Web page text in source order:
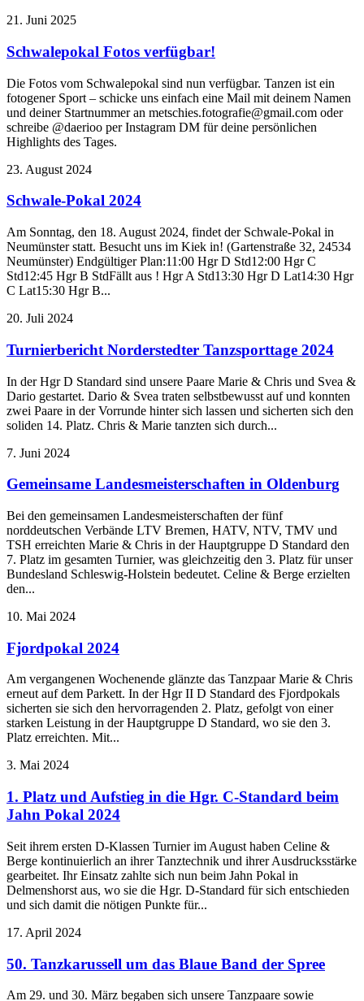
21. Juni 2025
Schwalepokal Fotos verfügbar!
Die Fotos vom Schwalepokal sind nun verfügbar. Tanzen ist ein
fotogener Sport – schicke uns einfach eine Mail mit deinem Namen
und deiner Startnummer an metschies.fotografie@gmail.com oder
schreibe @daerioo per Instagram DM für deine persönlichen
Highlights des Tages.
23. August 2024
Schwale-Pokal 2024
Am Sonntag, den 18. August 2024, findet der Schwale-Pokal in
Neumünster statt. Besucht uns im Kiek in! (Gartenstraße 32, 24534
Neumünster) Endgültiger Plan:11:00 Hgr D Std12:00 Hgr C
Std12:45 Hgr B StdFällt aus ! Hgr A Std13:30 Hgr D Lat14:30 Hgr
C Lat15:30 Hgr B...
20. Juli 2024
Turnierbericht Norderstedter Tanzsporttage 2024
In der Hgr D Standard sind unsere Paare Marie & Chris und Svea &
Dario gestartet. Dario & Svea traten selbstbewusst auf und konnten
zwei Paare in der Vorrunde hinter sich lassen und sicherten sich den
soliden 14. Platz. Chris & Marie tanzten sich durch...
7. Juni 2024
Gemeinsame Landesmeisterschaften in Oldenburg
Bei den gemeinsamen Landesmeisterschaften der fünf
norddeutschen Verbände LTV Bremen, HATV, NTV, TMV und
TSH erreichten Marie & Chris in der Hauptgruppe D Standard den
7. Platz im gesamten Turnier, was gleichzeitig den 3. Platz für unser
Bundesland Schleswig-Holstein bedeutet. Celine & Berge erzielten
den...
10. Mai 2024
Fjordpokal 2024
Am vergangenen Wochenende glänzte das Tanzpaar Marie & Chris
erneut auf dem Parkett. In der Hgr II D Standard des Fjordpokals
sicherten sie sich den hervorragenden 2. Platz, gefolgt von einer
starken Leistung in der Hauptgruppe D Standard, wo sie den 3.
Platz erreichten. Mit...
3. Mai 2024
1. Platz und Aufstieg in die Hgr. C-Standard beim
Jahn Pokal 2024
Seit ihrem ersten D-Klassen Turnier im August haben Celine &
Berge kontinuierlich an ihrer Tanztechnik und ihrer Ausdrucksstärke
gearbeitet. Ihr Einsatz zahlte sich nun beim Jahn Pokal in
Delmenshorst aus, wo sie die Hgr. D-Standard für sich entschieden
und sich damit die nötigen Punkte für...
17. April 2024
50. Tanzkarussell um das Blaue Band der Spree
Am 29. und 30. März begaben sich unsere Tanzpaare sowie